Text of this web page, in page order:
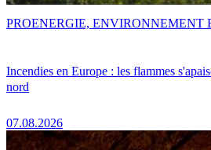
Incendies en Europe : les flammes
nord
07.08.2026
PROENERGIE, ENVIRONNEMENT